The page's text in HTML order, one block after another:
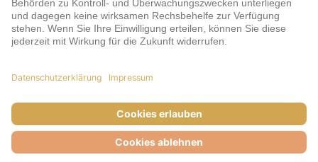
Zahlungsarten & Sicherheit
AGB
Datenschutz